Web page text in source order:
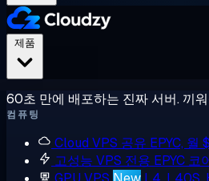
60초 만에 배포하는 진짜 서버. 끼
컴퓨팅
Cloud VPS 공유 EPYC, 월
고성능 VPS 전용 EPYC 코